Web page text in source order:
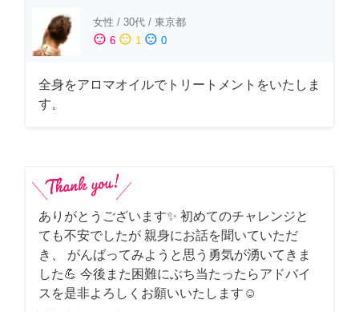
女性 / 30代 / 東京都
sentiment_satisfied 6 sentiment_neutral 1 sentiment_dissatisfied 0
全身をアロマオイルでトリートメントをいたしま
す。
ありがとうございます✨ 初めてのチャレンジと
ても不安でしたが 親身にお話を聞いていただ
き、 がんばってみようと思う勇気が湧いてきま
した💪 今後また困難にぶち当たったらアドバイ
スを是非よろしくお願いいたします☺️